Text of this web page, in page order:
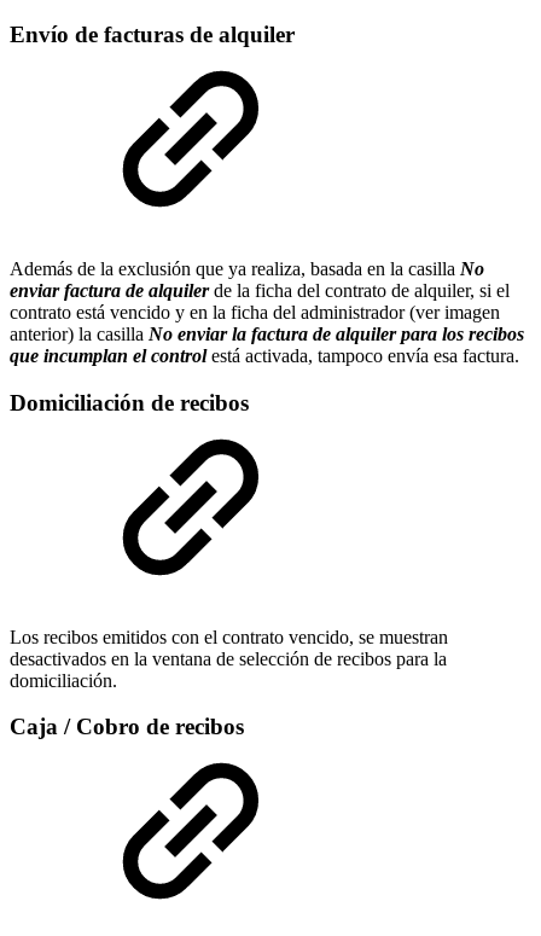
Envío de facturas de alquiler
Además de la exclusión que ya realiza, basada en la casilla No
enviar factura de alquilerde la ficha del contrato de alquiler, si el
contrato está vencido y en la ficha del administrador (ver imagen
anterior) la casilla No enviar la factura de alquiler para los recibos
que incumplan el controlestá activada, tampoco envía esa factura.
Domiciliación de recibos
Los recibos emitidos con el contrato vencido, se muestran
desactivados en la ventana de selección de recibos para la
domiciliación.
Caja / Cobro de recibos